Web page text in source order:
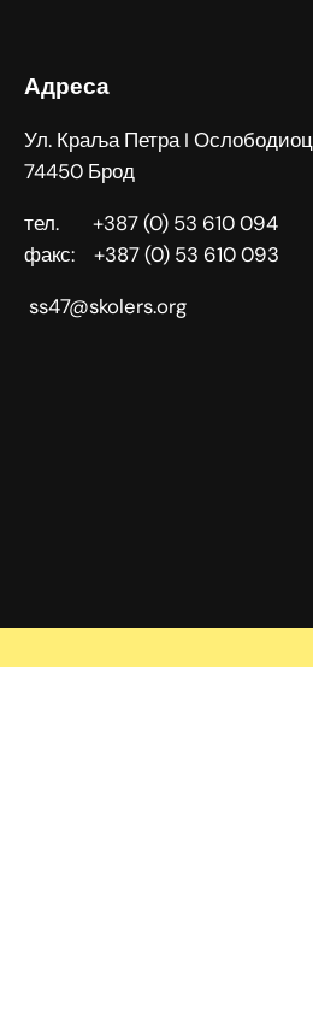
Адреса
Ул. Краља Петра I
74450 Брод
тел. +387 (0) 53 610 094
факс: +387 (0) 53 610 093
ss47@skolers.org